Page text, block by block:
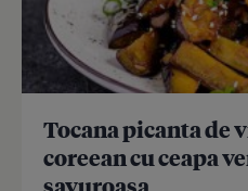
Tocana picanta de
coreean cu ceapa